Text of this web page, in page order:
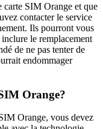
carte SIM Orange et que
contacter le service
Ils pourront vous
le remplacement
de ne pas tenter de
endommager
Orange?
Orange, vous devez